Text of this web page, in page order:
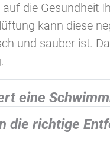
die Gesundheit
kann diese
und sauber ist.
eine
die richtige